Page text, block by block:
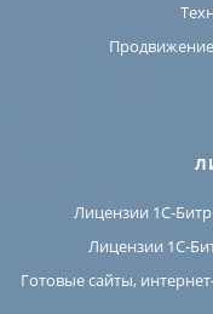
Лицензии 1С-
Лицензии 1С-
Готовые сайты,